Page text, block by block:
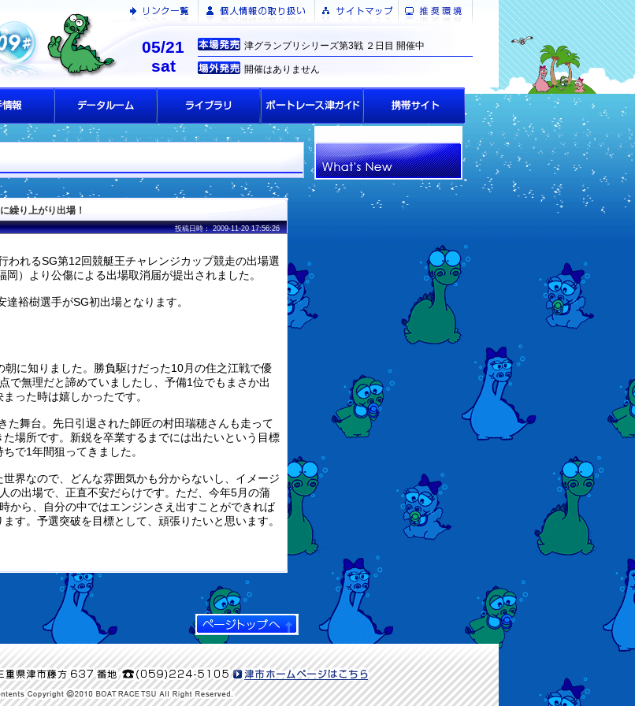
津グランプリシリーズ第3戦 ２日目 開催中
開催はありません
05/21
sat
繰り上がり出場！
投稿日時： 2009-11-20 17:56:26
われるSG第12回競艇王チャレンジカップ競走の出場選
）より公傷による出場取消届が提出されました。
裕樹選手がSG初出場となります。
に知りました。勝負駆けだった10月の住之江戦で優
で無理だと諦めていましたし、予備1位でもまさか出
った時は嬉しかったです。
た舞台。先日引退された師匠の村田瑞穂さんも走って
場所です。新鋭を卒業するまでには出たいという目標
で1年間狙ってきました。
界なので、どんな雰囲気かも分からないし、イメージ
の出場で、正直不安だらけです。ただ、今年5月の蒲
から、自分の中ではエンジンさえ出すことができれば
す。予選突破を目標として、頑張りたいと思います。